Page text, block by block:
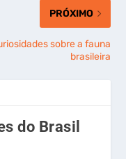
PRÓXIMO
sobre a fauna
brasileira
do Brasil